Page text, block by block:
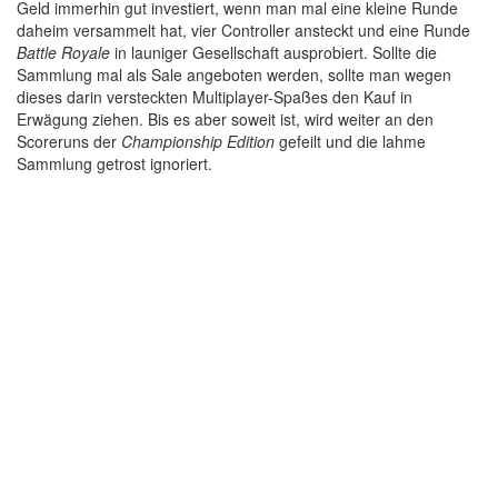
Geld immerhin gut investiert, wenn man mal eine kleine Runde
daheim versammelt hat, vier Controller ansteckt und eine Runde
Battle Royale in launiger Gesellschaft ausprobiert. Sollte die
Sammlung mal als Sale angeboten werden, sollte man wegen
dieses darin versteckten Multiplayer-Spaßes den Kauf in
Erwägung ziehen. Bis es aber soweit ist, wird weiter an den
Scoreruns der Championship Edition gefeilt und die lahme
Sammlung getrost ignoriert.